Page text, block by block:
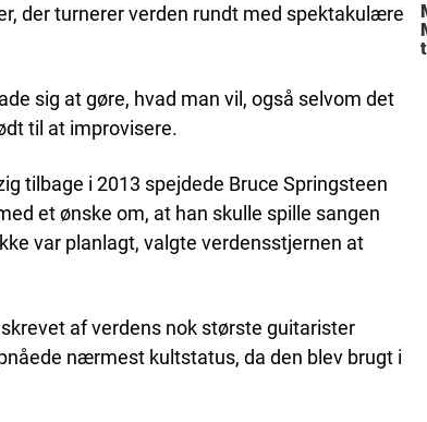
der turnerer verden rundt med spektakulære
sig at gøre, hvad man vil, også selvom det
til at improvisere.
tilbage i 2013 spejdede Bruce Springsteen
et ønske om, at han skulle spille sangen
var planlagt, valgte verdensstjernen at
skrevet af verdens nok største guitarister
nærmest kultstatus, da den blev brugt i